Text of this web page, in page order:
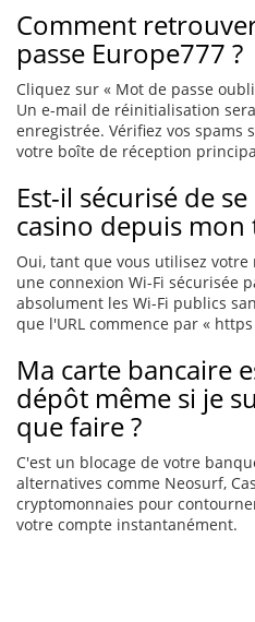
Comment
passe Europe777 ?
Cliquez sur « Mot de passe
Un e-mail de réinitialisation
enregistrée. Vérifiez vos spams
votre boîte de réception
Est-il sécurisé de
casino depuis mon
Oui, tant que vous utilisez votre
une connexion Wi-Fi sécurisée
absolument les Wi-Fi publics
que l'URL commence par « https
Ma carte bancaire
dépôt même si je
que faire ?
C'est un blocage de votre
alternatives comme Neosurf,
cryptomonnaies pour
votre compte instantanément.